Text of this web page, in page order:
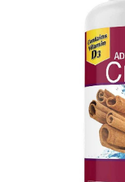
Vitaminas Por Letras
Suplementos Herbales